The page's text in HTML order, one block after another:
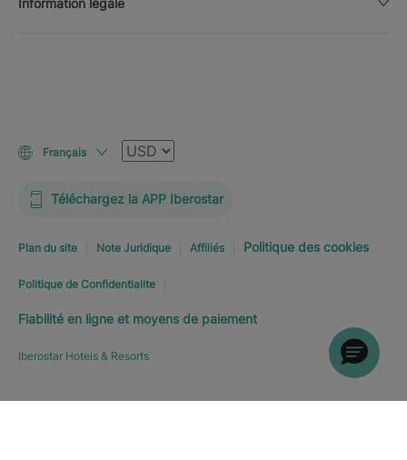
Information légale
Français Devise
Téléchargez la APP Iberostar
Plan du site Note Juridique Affiliés Politique des cookies
Politique de Confidentialite
Fiabilité en ligne et moyens de paiement
Iberostar Hotels & Resorts